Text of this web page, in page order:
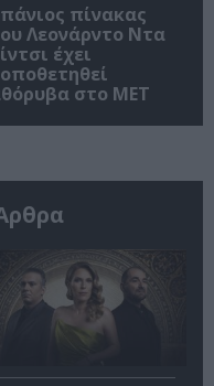
πίνακας
Λεονάρντο Ντα
έχει
στο MET